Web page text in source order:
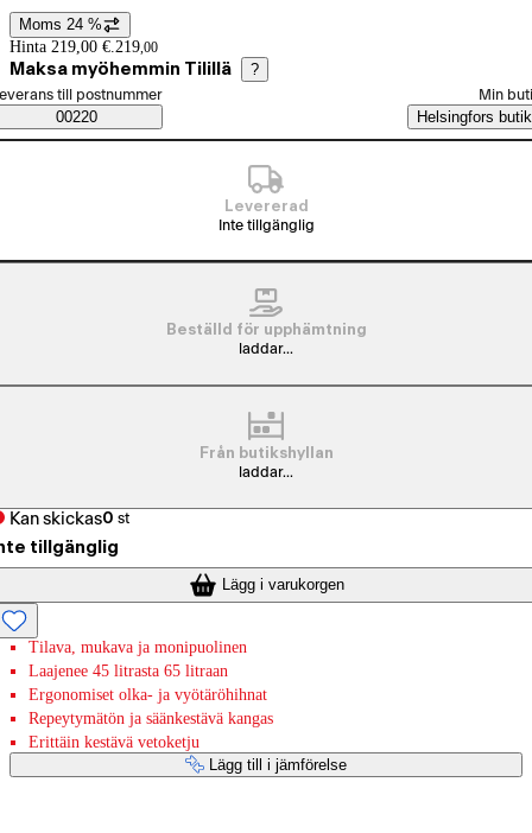
Prisinformation
Moms 24 %
Hinta 219,00 €. 219,00
Maksa myöhemmin Tilillä ?
Saatavuustiedot
beställningssätt
till postnummer
00220
Min
Helsingfors butik
Levererad
Inte tillgänglig
Beställd för upphämtning
laddar...
Från butikshyllan
laddar...
Kan skickas0 st
tillgänglig
Lägg i varukorgen
Tilava, mukava ja monipuolinen
Laajenee 45 litrasta 65 litraan
Ergonomiset olka- ja vyötäröhihnat
Repeytymätön ja säänkestävä kangas
Erittäin kestävä vetoketju
Lägg till i jämförelse